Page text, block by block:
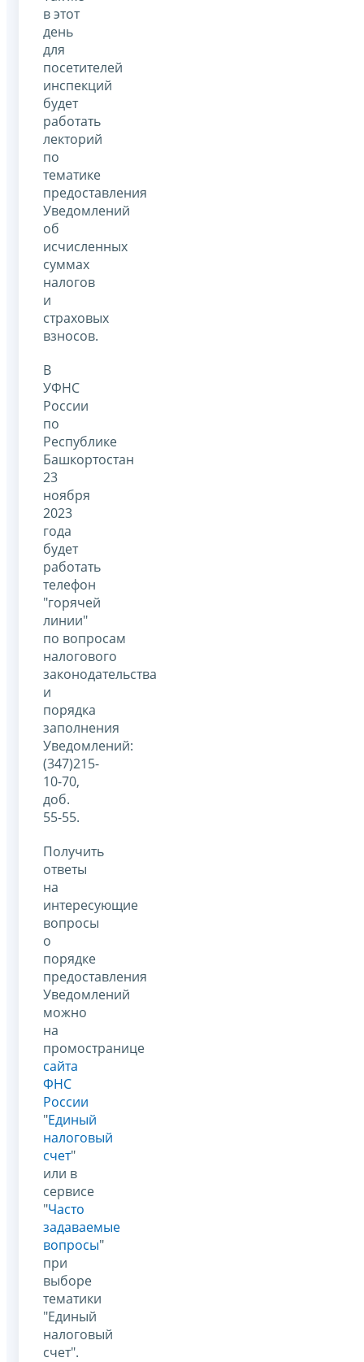
в этот
день
для
посетителей
инспекций
будет
работать
лекторий
по
тематике
предоставления
Уведомлений
об
исчисленных
суммах
налогов
и
страховых
взносов.
В
УФНС
России
по
Республике
Башкортостан
23
ноября
2023
года
будет
работать
телефон
"горячей
линии"
по вопросам
налогового
законодательства
и
порядка
заполнения
Уведомлений:
(347)215-
10-70,
доб.
55-55.
Получить
ответы
на
интересующие
вопросы
о
порядке
предоставления
Уведомлений
можно
на
промостранице
сайта
ФНС
России
"Единый
налоговый
счет"
или в
сервисе
"Часто
задаваемые
вопросы"
при
выборе
тематики
"Единый
налоговый
счет".